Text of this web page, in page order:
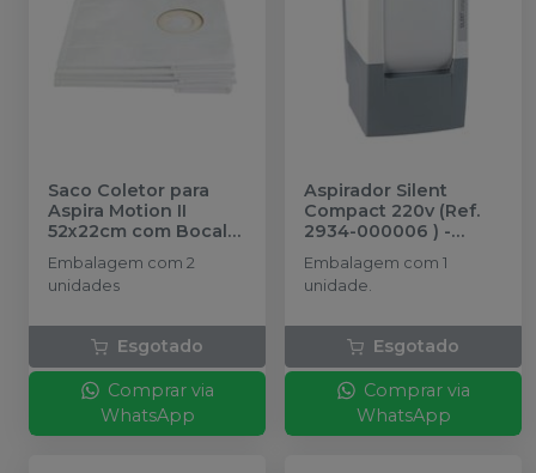
Saco Coletor para
Aspira Motion II
52x22cm com Bocal
Lateral - 2 unidades
KOTA
Embalagem com 2
unidades
Esgotado
Comprar via
WhatsApp
Aspirador Silent
Compact 220v (Ref.
2934-000006 ) -
RENFERT
Embalagem com 1
unidade.
Esgotado
Comprar via
WhatsApp